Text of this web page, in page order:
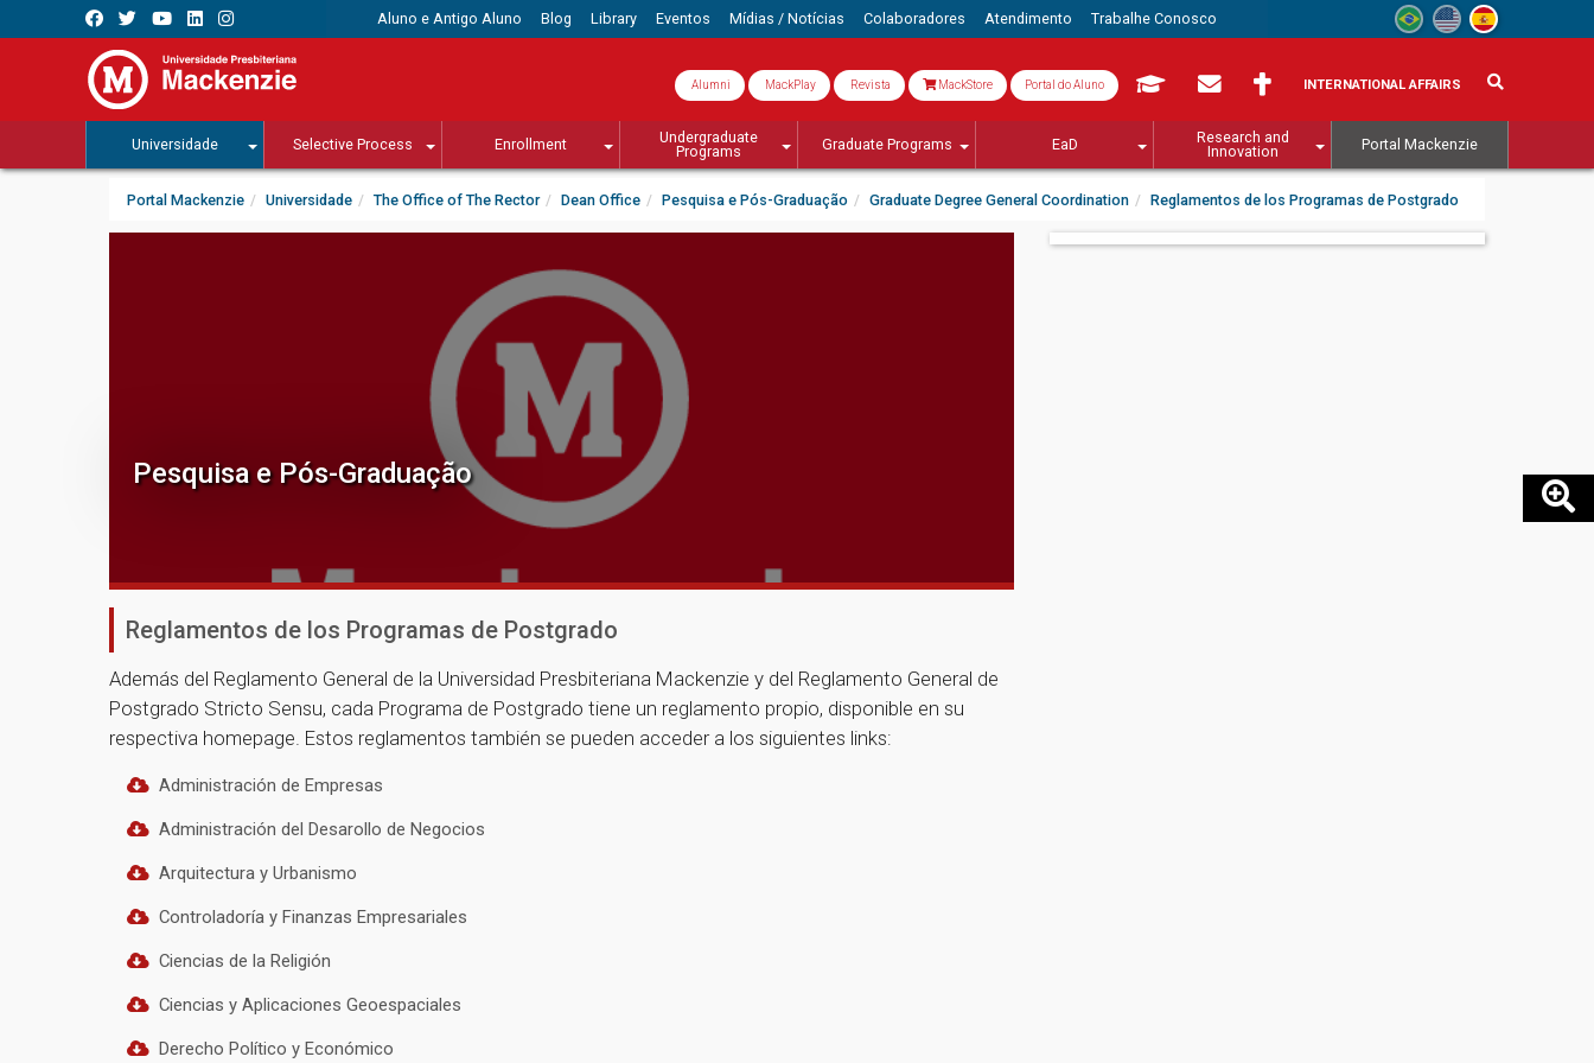
Aluno e Antigo Aluno Blog Library Eventos Mídias / Notícias Colaboradores Atendimento Trabalhe Conosco
Alumni MackPlay Revista MackStore Portal do Aluno INTERNATIONAL AFFAIRS
Universidade Selective Process Enrollment
Undergraduate
Programs
Graduate Programs EaD
Research and
Innovation
Portal Mackenzie
Portal Mackenzie Universidade The Office of The Rector Dean Office Pesquisa e Pós-Graduação Graduate Degree General Coordination Reglamentos de los Programas de Postgrado
Pesquisa e Pós-Graduação
Reglamentos de los Programas de Postgrado
Además del Reglamento General de la Universidad Presbiteriana Mackenzie y del Reglamento General de
Postgrado Stricto Sensu, cada Programa de Postgrado tiene un reglamento propio, disponible en su
respectiva homepage. Estos reglamentos también se pueden acceder a los siguientes links:
Administración de Empresas
Administración del Desarollo de Negocios
Arquitectura y Urbanismo
Controladoría y Finanzas Empresariales
Ciencias de la Religión
Ciencias y Aplicaciones Geoespaciales
Derecho Político y Económico